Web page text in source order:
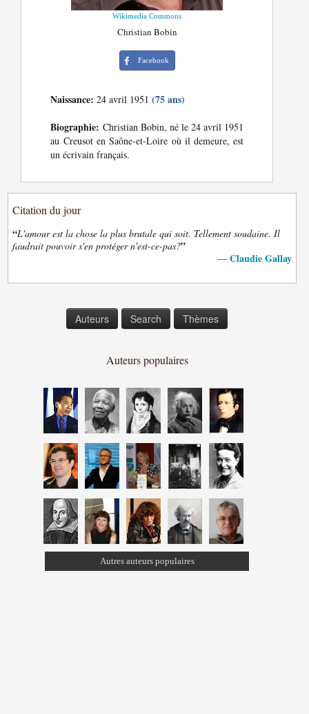
Wikimedia Commons
Christian Bobin
Facebook
Naissance: 24 avril 1951(75 ans)
Biographie: Christian Bobin, né le 24 avril 1951
au Creusot en Saône-et-Loire où il demeure, est
un écrivain français.
Citation du jour
“L'amour est la chose la plus brutale qui soit. Tellement soudaine. Il
faudrait pouvoir s'en protéger n'est-ce-pas?”
— Claudie Gallay
Auteurs Search Thèmes
Auteurs populaires
Autres auteurs populaires